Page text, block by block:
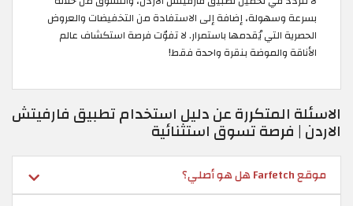
بسرعة وسهولة، إضافة إلى الاستفادة من التخفيضات والعروض
الحصرية التي يُقدمها باستمرار. لا تفوّت فرصة استكشاف عالم
الأناقة والموضة بنقرة واحدة فقط!
الاسئلة المتكررة عن دليل استخدام تطبيق فارفيتش
الاردن | فرصة تسوق استثنائية
موقع Farfetch هل هو أصلي؟